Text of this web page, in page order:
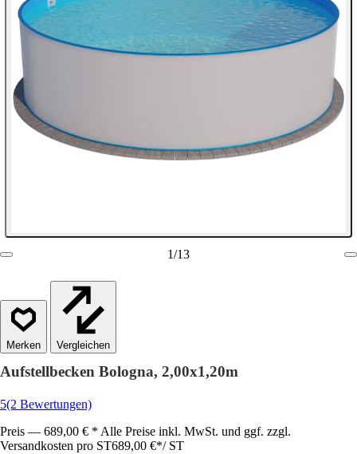
1/13
Vergleichen
Aufstellbecken Bologna, 2,00x1,20m
5(2 Bewertungen)
Preis — 689,00 € * Alle Preise inkl. MwSt. und ggf. zzgl.
Versandkosten pro ST689,00 €*/ ST